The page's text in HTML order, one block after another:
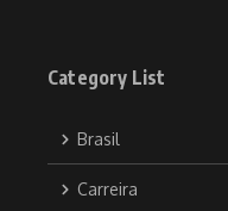
Category List
Brasil
Carreira